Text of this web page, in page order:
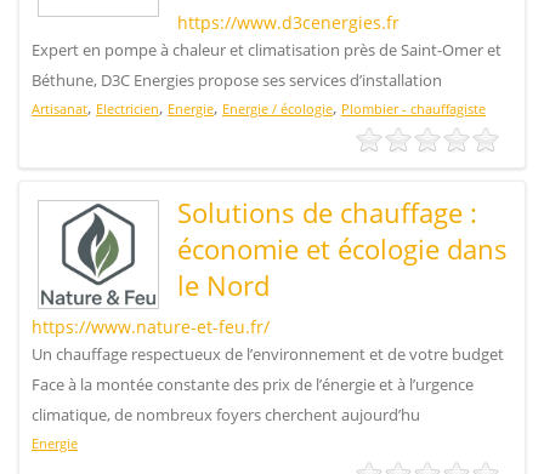
https://www.d3cenergies.fr
Expert en pompe à chaleur et climatisation près de Saint-Omer et
Béthune, D3C Energies propose ses services d’installation
Artisanat, Electricien, Energie, Energie / écologie, Plombier - chauffagiste
Solutions de chauffage :
économie et écologie dans
le Nord
https://www.nature-et-feu.fr/
Un chauffage respectueux de l’environnement et de votre budget
Face à la montée constante des prix de l’énergie et à l’urgence
climatique, de nombreux foyers cherchent aujourd’hu
Energie